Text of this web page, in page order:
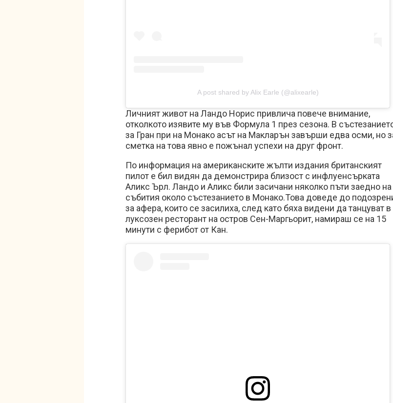
A post shared by Alix Earle (@alixearle)
Личният живот на Ландо Норис привлича повече внимание,
отколкото изявите му във Формула 1 през сезона. В
за Гран при на Монако асът на Макларън завърши едва осми, но
сметка на това явно е пожънал успехи на друг фронт.
По информация на американските жълти издания британският
пилот е бил видян да демонстрира близост с инфлуенсърката
Аликс Ърл. Ландо и Аликс били засичани няколко пъти заедно на
събития около състезанието в Монако.Това доведе до
за афера, които се засилиха, след като бяха видени да танцуват в
луксозен ресторант на остров Сен-Маргьорит, намираш се на 15
минути с ферибот от Кан.